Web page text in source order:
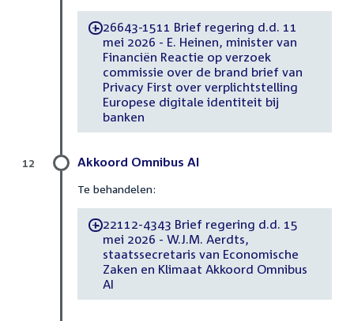
-26643-1511 Brief regering d.d. 11
mei 2026 - E. Heinen, minister van
Financiën Reactie op verzoek
commissie over de brand brief van
Privacy First over verplichtstelling
Europese digitale identiteit bij
banken
Akkoord Omnibus AI
Te behandelen:
-22112-4343 Brief regering d.d. 15
mei 2026 - W.J.M. Aerdts,
staatssecretaris van Economische
Zaken en Klimaat Akkoord Omnibus
AI
12